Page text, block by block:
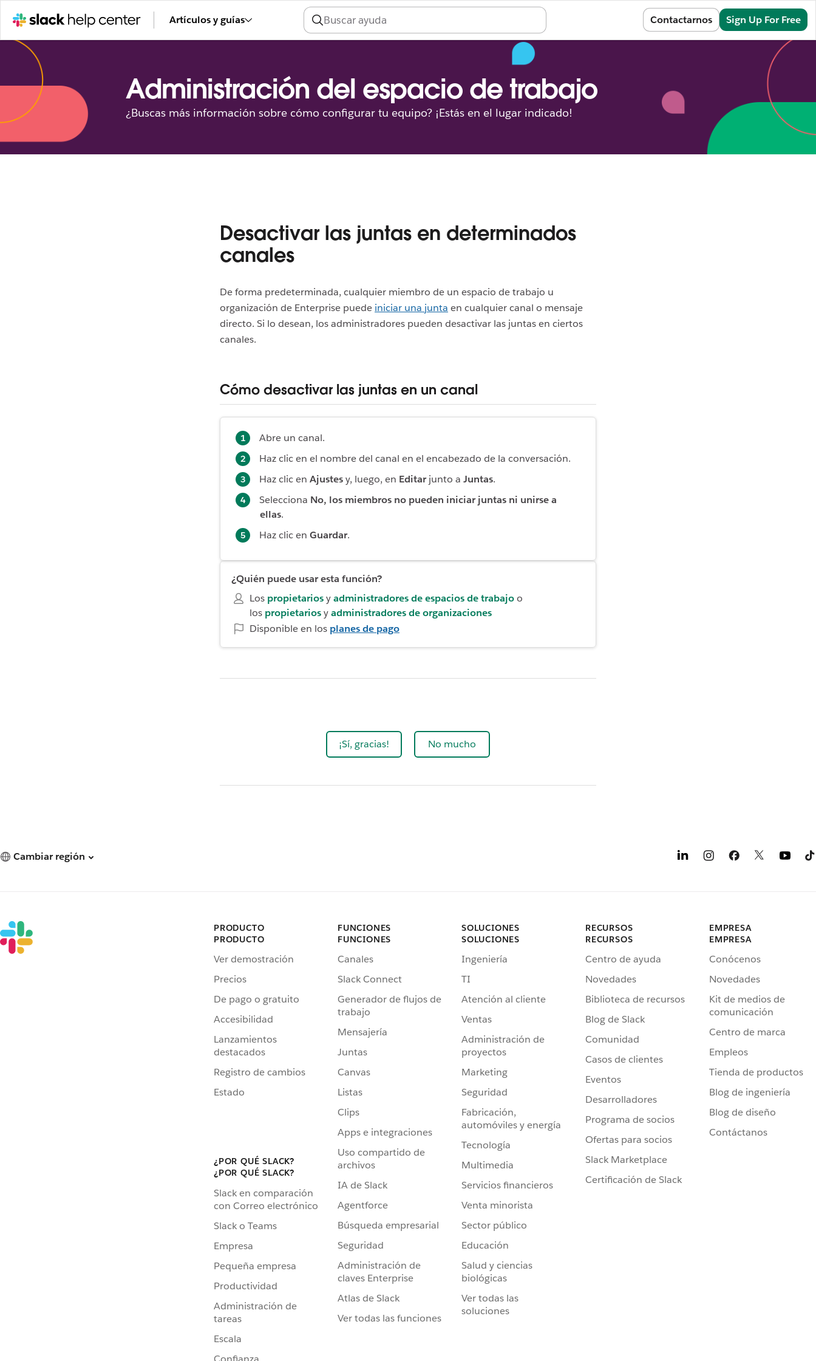
Artículos y guías Contactarnos Sign Up For Free
Administración del espacio de trabajo
¿Buscas más información sobre cómo configurar tu equipo? ¡Estás en el lugar indicado!
Desactivar las juntas en determinados
canales
De forma predeterminada, cualquier miembro de un espacio de trabajo u
organización de Enterprise puede iniciar una junta en cualquier canal o mensaje
directo. Si lo desean, los administradores pueden desactivar las juntas en ciertos
canales.
Cómo desactivar las juntas en un canal
Abre un canal.
Haz clic en el nombre del canal en el encabezado de la conversación.
Haz clic en Ajustesy, luego, en Editarjunto a Juntas.
Selecciona No, los miembros no pueden iniciar juntas ni unirse a
ellas.
Haz clic en Guardar.
¿Quién puede usar esta función?
Los propietariosyadministradores de espacios de trabajoo
los propietariosyadministradores de organizaciones
Disponible en los planes de pago
¡Sí, gracias! No mucho
Cambiar región
PRODUCTO
PRODUCTO
Ver demostración
Precios
De pago o gratuito
Accesibilidad
Lanzamientos
destacados
Registro de cambios
Estado
¿POR QUÉ SLACK?
¿POR QUÉ SLACK?
Slack en comparación
con Correo electrónico
Slack o Teams
Empresa
Pequeña empresa
Productividad
Administración de
tareas
Escala
FUNCIONES
FUNCIONES
Canales
Slack Connect
Generador de flujos de
trabajo
Mensajería
Juntas
Canvas
Listas
Clips
Apps e integraciones
Uso compartido de
archivos
IA de Slack
Agentforce
Búsqueda empresarial
Seguridad
Administración de
claves Enterprise
Atlas de Slack
Ver todas las funciones
SOLUCIONES
SOLUCIONES
Ingeniería
TI
Atención al cliente
Ventas
Administración de
proyectos
Marketing
Seguridad
Fabricación,
automóviles y energía
Tecnología
Multimedia
Servicios financieros
Venta minorista
Sector público
Educación
Salud y ciencias
biológicas
Ver todas las
soluciones
RECURSOS
RECURSOS
Centro de ayuda
Novedades
Biblioteca de recursos
Blog de Slack
Comunidad
Casos de clientes
Eventos
Desarrolladores
Programa de socios
Ofertas para socios
Slack Marketplace
Certificación de Slack
EMPRESA
EMPRESA
Conócenos
Novedades
Kit de medios de
comunicación
Centro de marca
Empleos
Tienda de productos
Blog de ingeniería
Blog de diseño
Contáctanos